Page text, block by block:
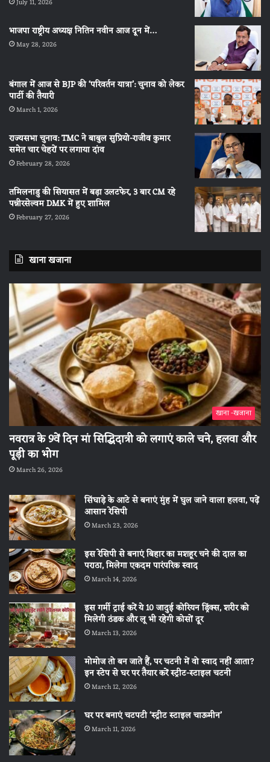
भाजपा राष्ट्रीय अध्यक्ष नितिन नवीन आज दून में…
May 28, 2026
बंगाल में आज से BJP की ‘परिवर्तन यात्रा’: चुनाव को लेकर
पार्टी की तैयारी
March 1, 2026
राज्यसभा चुनाव: TMC ने बाबुल सुप्रियो-राजीव कुमार
समेत चार चेहरों पर लगाया दांव
February 28, 2026
तमिलनाडु की सियासत में बड़ा उलटफेर, 3 बार CM रहे
पन्नीरसेल्वम DMK में हुए शामिल
February 27, 2026
खाना खजाना
खाना -खजाना
नवरात्र के 9वें दिन मां सिद्धिदात्री को लगाएं काले चने, हलवा और
पूड़ी का भोग
March 26, 2026
सिंघाड़े के आटे से बनाएं मुंह में घुल जाने वाला हलवा, पढ़ें
आसान रेसिपी
March 23, 2026
इस रेसिपी से बनाएं बिहार का मशहूर चने की दाल का
पराठा, मिलेगा एकदम पारंपरिक स्वाद
March 14, 2026
इस गर्मी ट्राई करें ये 10 जादुई कोरियन ड्रिंक्स, शरीर को
मिलेगी ठंडक और लू भी रहेगी कोसों दूर
March 13, 2026
मोमोज तो बन जाते हैं, पर चटनी में वो स्वाद नहीं आता?
इन स्टेप से घर पर तैयार करें स्ट्रीट-स्टाइल चटनी
March 12, 2026
घर पर बनाएं चटपटी ‘स्ट्रीट स्टाइल चाऊमीन’
March 11, 2026